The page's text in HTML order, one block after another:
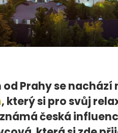
od Prahy se nachází
, který si pro svůj
česká